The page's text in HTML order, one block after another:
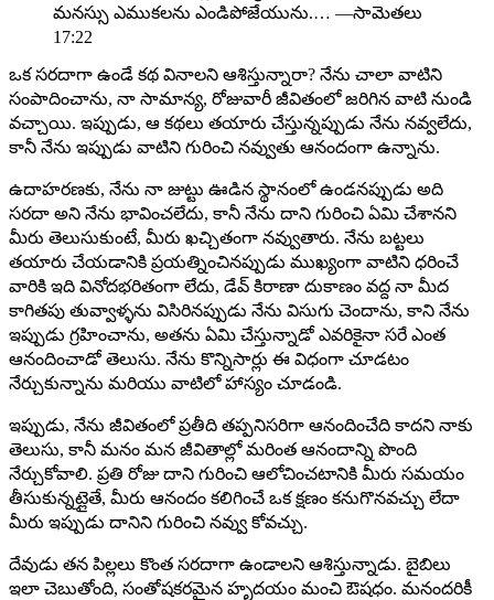
మనస్సు ఎముకలను ఎండిపోజేయును.… —సామెతలు
17:22
ఒక సరదాగా ఉండే కథ వినాలని ఆశిస్తున్నారా? నేను చాలా వాటిని
సంపాదించాను, నా సామాన్య, రోజువారీ జీవితంలో జరిగిన వాటి నుండి
వచ్చాయి. ఇప్పుడు, ఆ కథలు తయారు చేస్తున్నప్పుడు నేను నవ్వలేదు,
కానీ నేను ఇప్పుడు వాటిని గురించి నవ్వుతు ఆనందంగా ఉన్నాను.
ఉదాహరణకు, నేను నా జుట్టు ఊడిన స్థానంలో ఉండనప్పుడు అది
సరదా అని నేను భావించలేదు, కానీ నేను దాని గురించి ఏమి చేశానని
మీరు తెలుసుకుంటే, మీరు ఖచ్చితంగా నవ్వుతారు. నేను బట్టలు
తయారు చేయడానికి ప్రయత్నించినప్పుడు ముఖ్యంగా వాటిని ధరించే
వారికి ఇది వినోదభరితంగా లేదు, డేవ్ కిరాణా దుకాణం వద్ద నా మీద
కాగితపు తువ్వాళ్ళను విసిరినప్పుడు నేను విసుగు చెందాను, కాని నేను
ఇప్పుడు గ్రహించాను, అతను ఏమి చేస్తున్నాడో ఎవరికైనా సరే ఎంత
ఆనందించాడో తెలుసు. నేను కొన్నిసార్లు ఈ విధంగా చూడటం
నేర్చుకున్నాను మరియు వాటిలో హాస్యం చూడండి.
ఇప్పుడు, నేను జీవితంలో ప్రతీది తప్పనిసరిగా ఆనందించేది కాదని నాకు
తెలుసు, కానీ మనం మన జీవితాల్లో మరింత ఆనందాన్ని పొంది
నేర్చుకోవాలి. ప్రతి రోజు దాని గురించి ఆలోచించటానికి మీరు సమయం
తీసుకున్నట్లైతే, మీరు ఆనందం కలిగించే ఒక క్షణం కనుగొనవచ్చు లేదా
మీరు ఇప్పుడు దానిని గురించి నవ్వు కోవచ్చు.
దేవుడు తన పిల్లలు కొంత సరదాగా ఉండాలని ఆశిస్తున్నాడు. బైబిలు
ఇలా చెబుతోంది, సంతోషకరమైన హృదయం మంచి ఔషధం. మనందరికీ